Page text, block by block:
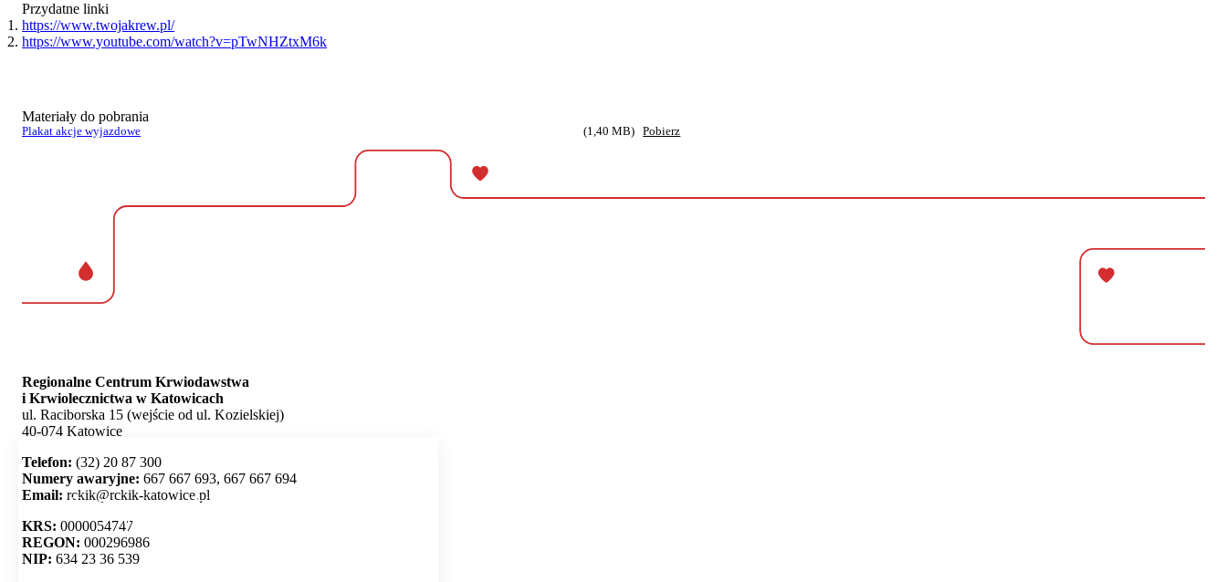
Ta strona używa plików cookie i umożliwia wybór,
które z nich chcesz zaakceptować.
Przydatne linki
https://www.twojakrew.pl/
https://www.youtube.com/watch?v=pTwNHZtxM6k
Materiały do pobrania
Plakat akcje wyjazdowe (1,40 MB) Pobierz
Regionalne Centrum Krwiodawstwa
i Krwiolecznictwa w Katowicach
ul. Raciborska 15 (wejście od ul. Kozielskiej)
40-074 Katowice
Telefon: (32) 20 87 300
Numery awaryjne: 667 667 693, 667 667 694
Email: rckik@rckik-katowice.pl
KRS: 0000054747
REGON: 000296986
NIP: 634 23 36 539